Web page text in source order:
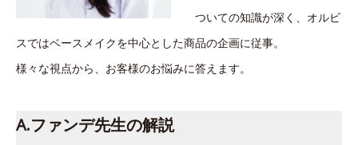
ついての知識が深く、オルビ
スではベースメイクを中心とした商品の企画に従事。
様々な視点から、お客様のお悩みに答えます。
A.ファンデ先生の解説